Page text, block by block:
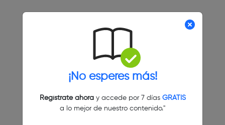
¡No esperes más!
Regístrate ahoray accede por 7 días GRATIS
a lo mejor de nuestro contenido."